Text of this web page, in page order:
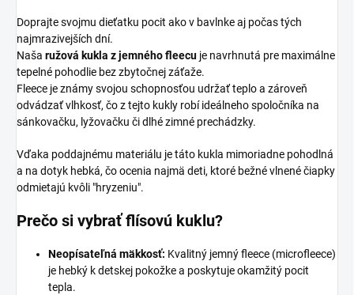
Doprajte svojmu dieťatku pocit ako v bavlnke aj počas tých
najmrazivejších dní.
Naša ružová kukla z jemného fleecu je navrhnutá pre maximálne
tepelné pohodlie bez zbytočnej záťaže.
Fleece je známy svojou schopnosťou udržať teplo a zároveň
odvádzať vlhkosť, čo z tejto kukly robí ideálneho spoločníka na
sánkovačku, lyžovačku či dlhé zimné prechádzky.
Vďaka poddajnému materiálu je táto kukla mimoriadne pohodlná
a na dotyk hebká, čo ocenia najmä deti, ktoré bežné vlnené čiapky
odmietajú kvôli "hryzeniu".
Prečo si vybrať flísovú kuklu?
Neopísateľná mäkkosť: Kvalitný jemný fleece (microfleece)
je hebký k detskej pokožke a poskytuje okamžitý pocit
tepla.